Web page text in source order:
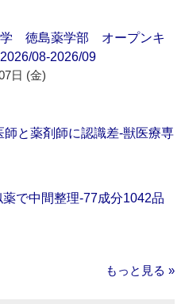
学 徳島薬学部 オープンキ
08-2026/09
日 (金)
師と薬剤師に認識差‐獣医療専
で中間整理‐77成分1042品
もっと見る »